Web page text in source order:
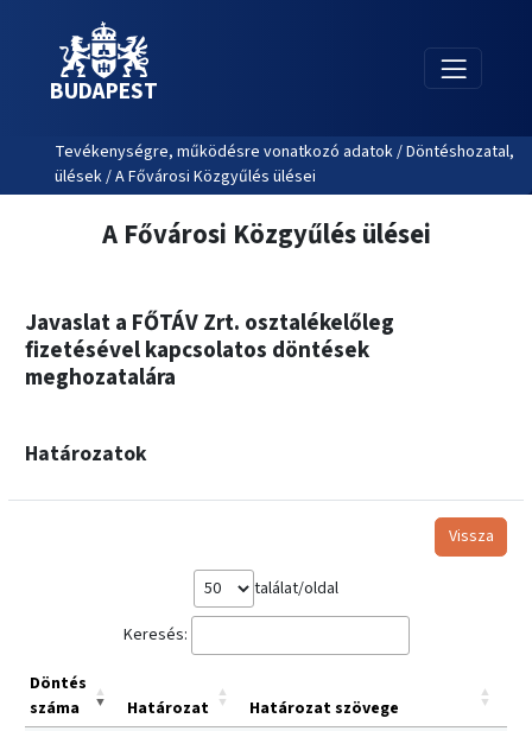
BUDAPEST
Tevékenységre, működésre vonatkozó adatok / Döntéshozatal,
ülések / A Fővárosi Közgyűlés ülései
A Fővárosi Közgyűlés ülései
Javaslat a FŐTÁV Zrt. osztalékelőleg
fizetésével kapcsolatos döntések
meghozatalára
Határozatok
Vissza
találat/oldal
Keresés:
Döntés
száma
Határozat
Határozat szövege